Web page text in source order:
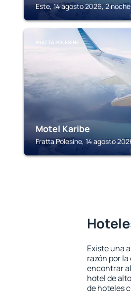
Este, 14 agosto 2026, 2
FRATTA POLESINE
Motel Karibe
Fratta Polesine, 14 agosto
Existe una
razón por
encontrar
hotel de
de hoteles